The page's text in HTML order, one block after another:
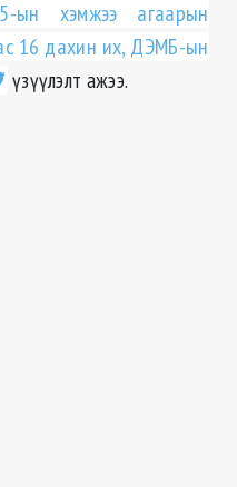
ын хэмжээ агаарын
16 дахин их, ДЭМБ-ын
үзүүлэлт ажээ.